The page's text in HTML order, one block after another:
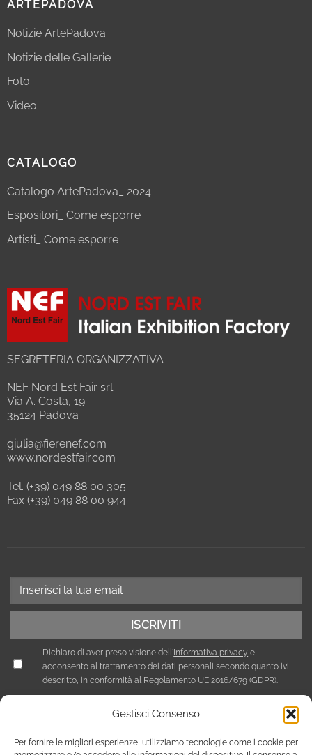
Gestisci Consenso
Per fornire le migliori esperienze, utilizziamo tecnologie come i cookie per
ARTEPADOVA
Notizie ArtePadova
Notizie delle Gallerie
Foto
Video
CATALOGO
Catalogo ArtePadova_ 2024
Espositori_ Come esporre
Artisti_ Come esporre
SEGRETERIA ORGANIZZATIVA
NEF Nord Est Fair srl
Via A. Costa, 19
35124 Padova
giulia@fierenef.com
www.nordestfair.com
Tel. (+39) 049 88 00 305
Fax (+39) 049 88 00 944
Dichiaro di aver preso visione dell'Informativa privacy e
acconsento al trattamento dei dati personali secondo quanto ivi
descritto, in conformità al Regolamento UE 2016/679 (GDPR).